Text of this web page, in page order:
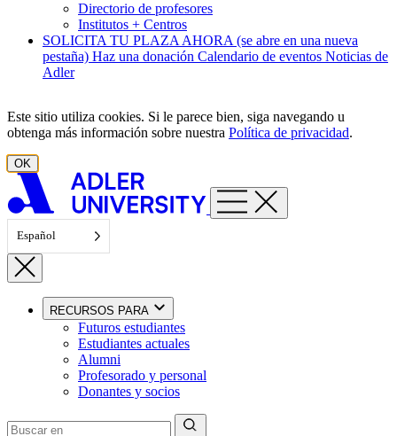
Directorio de profesores
Institutos + Centros
SOLICITA TU PLAZA AHORA (se abre en una nueva
pestaña) Haz una donación Calendario de eventos Noticias de
Adler
Este sitio utiliza cookies. Si le parece bien, siga navegando u
obtenga más información sobre nuestra Política de privacidad.
OK
Español
RECURSOS PARA
Futuros estudiantes
Estudiantes actuales
Alumni
Profesorado y personal
Donantes y socios